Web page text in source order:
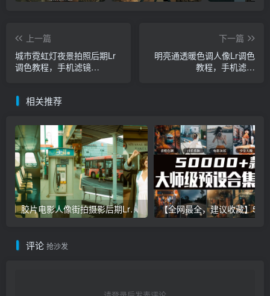
上一篇
城市霓虹灯夜景拍照后期Lr
调色教程，手机滤镜
下一篇
明亮通透暖色调人像Lr调色
教程，手机滤镜
相关推荐
胶片电影人像街拍摄影后期Lr调色教程，手机滤镜PS+Lightroom预设下载！
评论 抢沙发